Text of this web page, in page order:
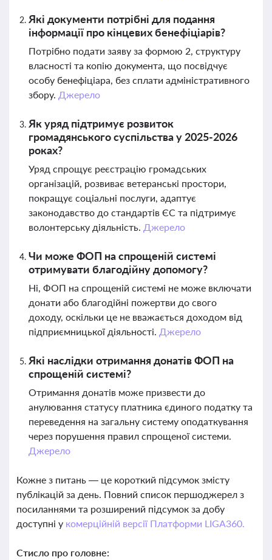
Які документи потрібні для подання
інформації про кінцевих бенефіціарів?
Потрібно подати заяву за формою 2, структуру
власності та копію документа, що посвідчує
особу бенефіціара, без сплати адміністративного
збору. Джерело
Як уряд підтримує розвиток
громадянського суспільства у 2025-2026
роках?
Уряд спрощує реєстрацію громадських
організацій, розвиває ветеранські простори,
покращує соціальні послуги, адаптує
законодавство до стандартів ЄС та підтримує
волонтерську діяльність. Джерело
Чи може ФОП на спрощеній системі
отримувати благодійну допомогу?
Ні, ФОП на спрощеній системі не може включати
донати або благодійні пожертви до свого
доходу, оскільки це не вважається доходом від
підприємницької діяльності. Джерело
Які наслідки отримання донатів ФОП на
спрощеній системі?
Отримання донатів може призвести до
анулювання статусу платника єдиного податку та
переведення на загальну систему оподаткування
через порушення правил спрощеної системи.
Джерело
Кожне з питань — це короткий підсумок змісту
публікацій за день. Повний список першоджерел з
посиланнями та розширений підсумок за добу
доступні у комерційній версії Платформи LIGA360.
Стисло про головне: